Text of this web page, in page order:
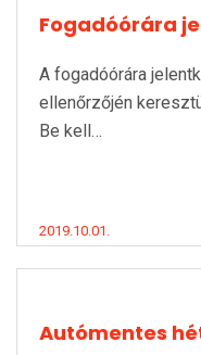
Fogadóórára
A fogadóórára
ellenőrzőjén
Be kell…
2019.10.01.
Autómentes